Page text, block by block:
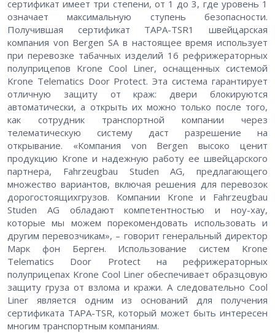
сертификат имеет три степени, от 1 до 3, где уровень 1
означает максимальную ступень безопасности.
Получившая сертификат TAPA-TSR1 швейцарская
компания von Bergen SA в настоящее время использует
при перевозке табачных изделий 16 рефрижераторных
полуприцепов Krone Cool Liner, оснащенных системой
Krone Telematics Door Protect. Эта система гарантирует
отличную защиту от краж: двери блокируются
автоматически, а открыть их можно только после того,
как сотрудник транспортной компании через
телематическую систему даст разрешение на
открывание. «Компания von Bergen высоко ценит
продукцию Krone и надежную работу ее швейцарского
партнера, Fahrzeugbau Studen AG, предлагающего
множество вариантов, включая решения для перевозок
дорогостоящихгрузов. Компании Krone и Fahrzeugbau
Studen AG обладают компетентностью и ноу-хау,
которые мы можем порекомендовать использовать и
другим перевозчикам», – говорит генеральный директор
Марк фон Берген. Использование систем Krone
Telematics Door Protect на рефрижераторных
полуприцепах Krone Cool Liner обеспечивает образцовую
защиту груза от взлома и кражи. А следовательно Cool
Liner является одним из оснований для получения
сертификата TAPA-TSR, который может быть интересен
многим транспортным компаниям.